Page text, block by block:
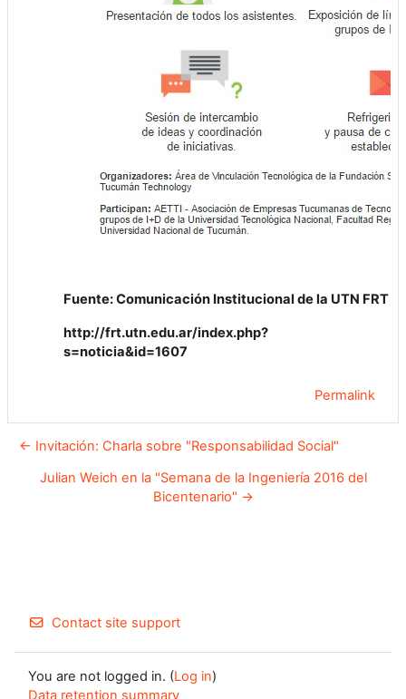
Fuente: Comunicación Institucional de la UTN FRT
http://frt.utn.edu.ar/index.php?
s=noticia&id=1607
Permalink
← Invitación: Charla sobre "Responsabilidad Social"
Julian Weich en la "Semana de la Ingeniería 2016 del
Bicentenario" →
Contact site support
You are not logged in. (Log in)
Data retention summary